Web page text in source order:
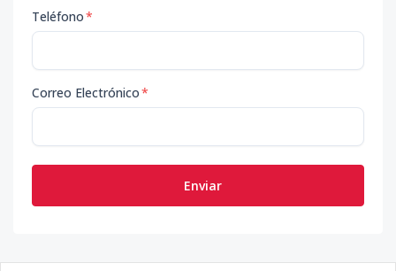
Teléfono*
Correo Electrónico*
Enviar